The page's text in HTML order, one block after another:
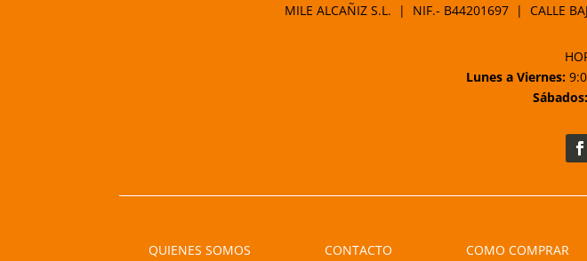
MILE ALCAÑIZ S.L. | NIF.- B44201697 | CALLE
Lunes a Viernes:
Sábados:
QUIENES SOMOS CONTACTO COMO COMPRAR